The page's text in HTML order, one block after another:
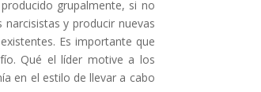
grupalmente, si no
y producir nuevas
Es importante que
Qué el líder motive a los
en el estilo de llevar a cabo